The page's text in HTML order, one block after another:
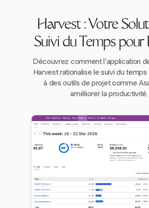
Harvest : Votre
Suivi du Temps pour
Découvrez comment l'application
Harvest rationalise le suivi du
à des outils de projet comme
améliorer la productivité.